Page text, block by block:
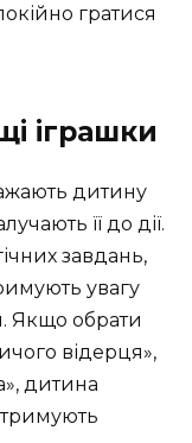
гратися
іграшки
дитину
її до дії.
завдань,
увагу
Якщо обрати
відерця»,
дитина